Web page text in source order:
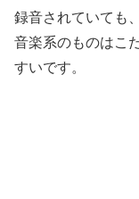
録音されていても
音楽系のものはこ
すいです。